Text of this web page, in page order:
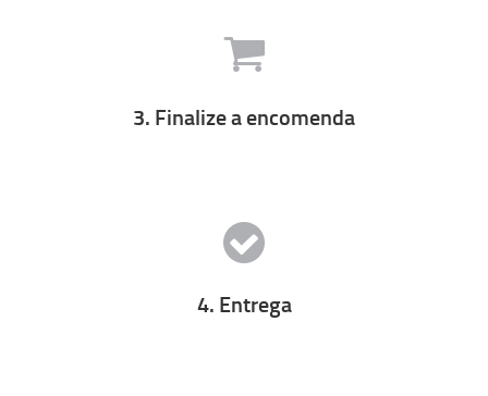
3. Finalize a encomenda
4. Entrega